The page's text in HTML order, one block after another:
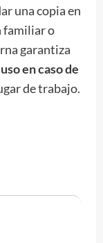
una copia en
familiar o
garantiza
en caso de
de trabajo.